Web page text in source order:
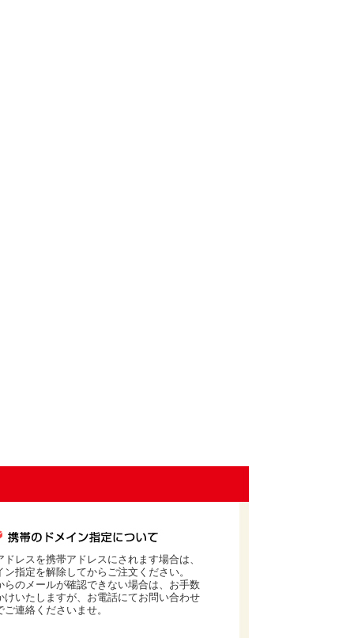
ドレスを携帯アドレスにされます場合は、
ン指定を解除してからご注文ください。
らのメールが確認できない場合は、お手数
けいたしますが、お電話にてお問い合わせ
ご連絡くださいませ。